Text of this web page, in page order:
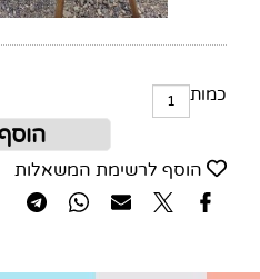
כמות
הוסף לרשימת המשאלות